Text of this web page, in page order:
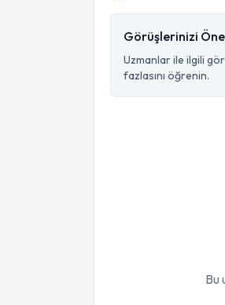
Görüşlerinizi
Uzmanlar ile ilgili
fazlasını öğrenin.
Bu